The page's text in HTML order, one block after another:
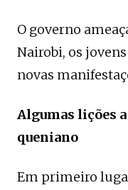
O governo
Nairobi, os
novas
Algumas lições
queniano
Em primeiro